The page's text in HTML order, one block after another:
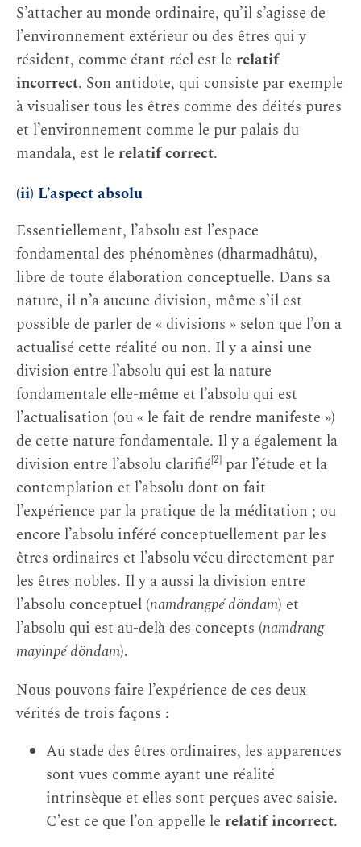
S’attacher au monde ordinaire, qu’il s’agisse de
l’environnement extérieur ou des êtres qui y
résident, comme étant réel est le relatif
incorrect. Son antidote, qui consiste par exemple
à visualiser tous les êtres comme des déités pures
et l’environnement comme le pur palais du
mandala, est le relatif correct.
(ii) L’aspect absolu
Essentiellement, l’absolu est l’espace
fondamental des phénomènes (dharmadhâtu),
libre de toute élaboration conceptuelle. Dans sa
nature, il n’a aucune division, même s’il est
possible de parler de « divisions » selon que l’on a
actualisé cette réalité ou non. Il y a ainsi une
division entre l’absolu qui est la nature
fondamentale elle-même et l’absolu qui est
l’actualisation (ou « le fait de rendre manifeste »)
de cette nature fondamentale. Il y a également la
division entre l’absolu clarifié[2] par l’étude et la
contemplation et l’absolu dont on fait
l’expérience par la pratique de la méditation ; ou
encore l’absolu inféré conceptuellement par les
êtres ordinaires et l’absolu vécu directement par
les êtres nobles. Il y a aussi la division entre
l’absolu conceptuel (namdrangpé döndam) et
l’absolu qui est au-delà des concepts (namdrang
mayinpé döndam).
Nous pouvons faire l’expérience de ces deux
vérités de trois façons :
Au stade des êtres ordinaires, les apparences
sont vues comme ayant une réalité
intrinsèque et elles sont perçues avec saisie.
C’est ce que l’on appelle lerelatif incorrect.